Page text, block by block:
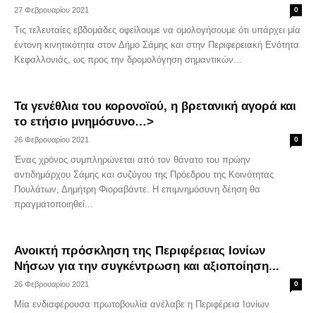
27 Φεβρουαρίου 2021 0
Τις τελευταίες εβδομάδες οφείλουμε να ομολογήσουμε ότι υπάρχει μία
έντονη κινητικότητα στον Δήμο Σάμης και στην Περιφερειακή Ενότητα
Κεφαλλονιάς, ως προς την δρομολόγηση σημαντικών...
Τα γενέθλια του κορονοϊού, η βρετανική αγορά και
το ετήσιο μνημόσυνο…>
26 Φεβρουαρίου 2021 0
Ένας χρόνος συμπληρώνεται από τον θάνατο του πρώην
αντιδημάρχου Σάμης και συζύγου της Πρόεδρου της Κοινότητας
Πουλάτων, Δημήτρη Φιοραβάντε. Η επιμνημόσυνη δέηση θα
πραγματοποιηθεί...
Ανοικτή πρόσκληση της Περιφέρειας Ιονίων
Νήσων για την συγκέντρωση και αξιοποίηση...
26 Φεβρουαρίου 2021 0
Μία ενδιαφέρουσα πρωτοβουλία ανέλαβε η Περιφέρεια Ιονίων